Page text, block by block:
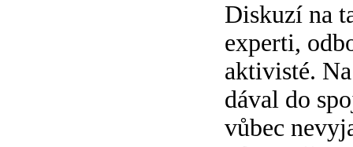
Diskuzí na
experti,
aktivisté.
dával do
vůbec